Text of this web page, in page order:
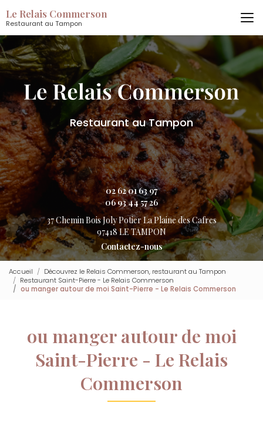
au
contenu
principal
Le Relais Commerson
Restaurant au Tampon
Restaurant au Tampon
02 62 01 63 97
06 93 44 57 26
37 Chemin Bois Joly PotierLa Plaine des Cafres
97418 LE TAMPON
Contactez-nous
Accueil
Découvrez le Relais Commerson, restaurant au Tampon
Restaurant Saint-Pierre - Le Relais Commerson
ou manger autour de moi Saint-Pierre - Le Relais Commerson
ou manger autour de moi
Saint-Pierre - Le Relais
Commerson